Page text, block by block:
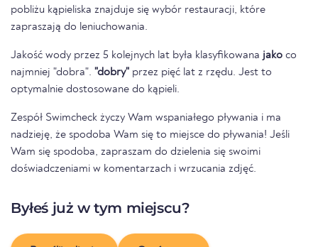
pobliżu kąpieliska znajduje się wybór restauracji, które
zapraszają do leniuchowania.
Jakość wody przez 5 kolejnych lat była klasyfikowana jako co
najmniej "dobra". "dobry" przez pięć lat z rzędu. Jest to
optymalnie dostosowane do kąpieli.
Zespół Swimcheck życzy Wam wspaniałego pływania i ma
nadzieję, że spodoba Wam się to miejsce do pływania! Jeśli
Wam się spodoba, zapraszam do dzielenia się swoimi
doświadczeniami w komentarzach i wrzucania zdjęć.
Byłeś już w tym miejscu?